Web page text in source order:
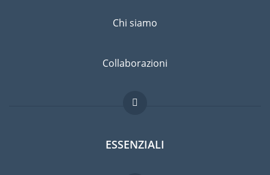
Chi siamo
Collaborazioni
ESSENZIALI